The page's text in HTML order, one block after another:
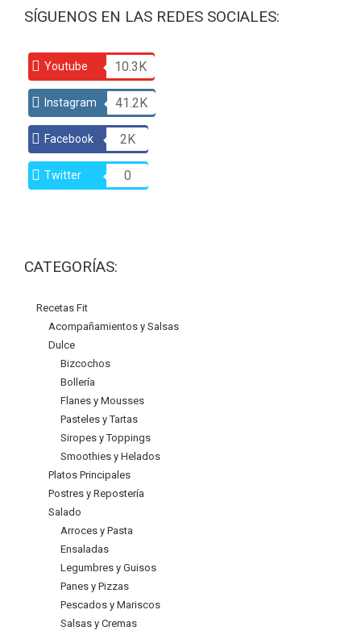
SÍGUENOS EN LAS REDES SOCIALES:
Youtube 10.3K
Instagram 41.2K
Facebook 2K
Twitter 0
CATEGORÍAS:
Recetas Fit
Acompañamientos y Salsas
Dulce
Bizcochos
Bollería
Flanes y Mousses
Pasteles y Tartas
Siropes y Toppings
Smoothies y Helados
Platos Principales
Postres y Repostería
Salado
Arroces y Pasta
Ensaladas
Legumbres y Guisos
Panes y Pizzas
Pescados y Mariscos
Salsas y Cremas